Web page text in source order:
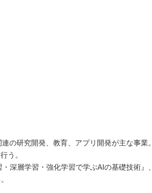
の研究開発、教育、アプリ開発が主な事業。
う。
深層学習・強化学習で学ぶAIの基礎技術』、